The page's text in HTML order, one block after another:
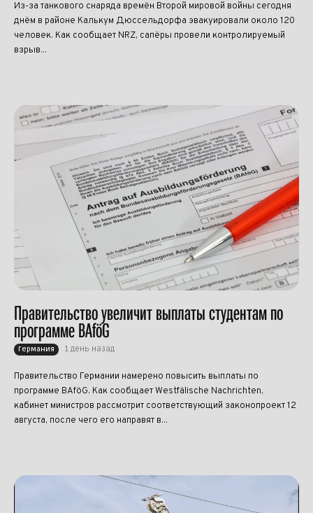
Из-за танкового снаряда времён Второй мировой войны сегодня
днём в районе Калькум Дюссельдорфа эвакуировали около 120
человек. Как сообщает NRZ, сапёры провели контролируемый
взрыв...
Правительство увеличит выплаты студентам по
программе BAföG
Германия 1 день назад
Правительство Германии намерено повысить выплаты по
программе BAföG. Как сообщает Westfälische Nachrichten,
кабинет министров рассмотрит соответствующий законопроект 12
августа, после чего его направят в...